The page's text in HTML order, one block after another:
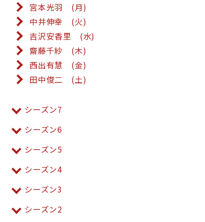
宮本光羽 (月)
中井伸幸 (火)
吉沢安香里 (水)
齋藤千紗 (木)
西出有慧 (金)
田中俊二 (土)
シーズン7
シーズン6
シーズン5
シーズン4
シーズン3
シーズン2